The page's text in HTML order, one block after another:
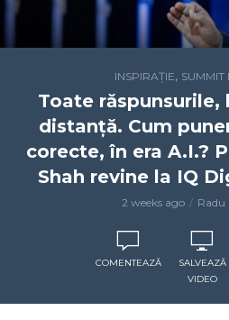
INSPIRAȚIE, SUMMIT
Toate
distanță. Cum
corecte, în era A.I.?
Shah revine la IQ
2 weeks ago
COMENTEAZĂ
SALVEAZĂ
VIDEO